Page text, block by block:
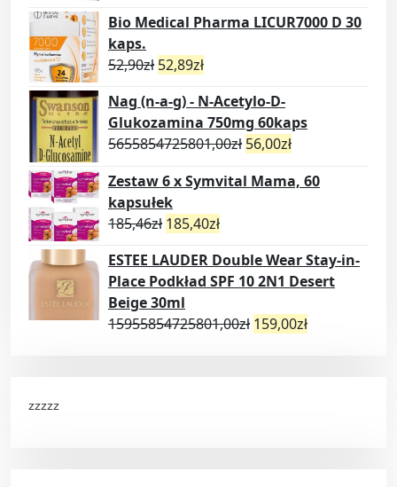
Bio Medical Pharma LICUR7000 D 30
kaps.
52,90zł 52,89zł
Nag (n-a-g) - N-Acetylo-D-
Glukozamina 750mg 60kaps
5655854725801,00zł 56,00zł
Zestaw 6 x Symvital Mama, 60
kapsułek
185,46zł 185,40zł
ESTEE LAUDER Double Wear Stay-in-
Place Podkład SPF 10 2N1 Desert
Beige 30ml
15955854725801,00zł 159,00zł
zzzzz